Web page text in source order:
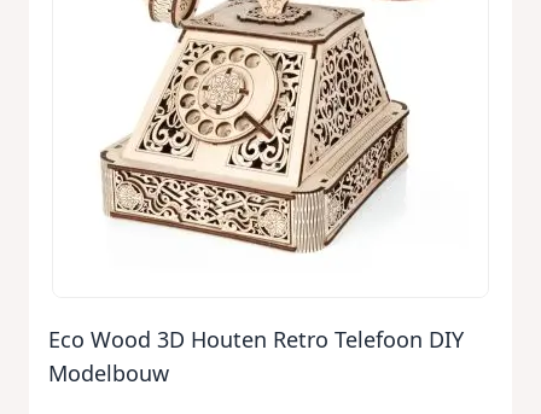
Eco Wood 3D Houten Retro Telefoon DIY
Modelbouw